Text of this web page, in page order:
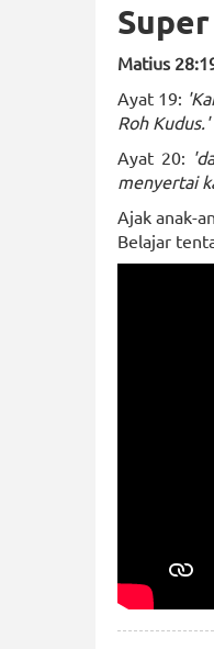
Matius
Ayat 19:
Roh Kudus.'
Ayat 20:
menyertai
Ajak anak-
Belajar